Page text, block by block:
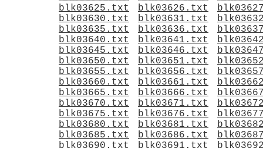
blk03625.txt
blk03626.txt
blk03630.txt
blk03631.txt
blk03635.txt
blk03636.txt
blk03640.txt
blk03641.txt
blk03645.txt
blk03646.txt
blk03650.txt
blk03651.txt
blk03655.txt
blk03656.txt
blk03660.txt
blk03661.txt
blk03665.txt
blk03666.txt
blk03670.txt
blk03671.txt
blk03675.txt
blk03676.txt
blk03680.txt
blk03681.txt
blk03685.txt
blk03686.txt
blk03690.txt
blk03691.txt